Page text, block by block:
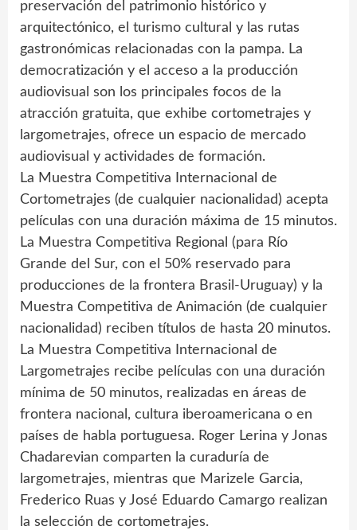
preservación del patrimonio histórico y
arquitectónico, el turismo cultural y las rutas
gastronómicas relacionadas con la pampa. La
democratización y el acceso a la producción
audiovisual son los principales focos de la
atracción gratuita, que exhibe cortometrajes y
largometrajes, ofrece un espacio de mercado
audiovisual y actividades de formación.
La Muestra Competitiva Internacional de
Cortometrajes (de cualquier nacionalidad) acepta
películas con una duración máxima de 15 minutos.
La Muestra Competitiva Regional (para Río
Grande del Sur, con el 50% reservado para
producciones de la frontera Brasil-Uruguay) y la
Muestra Competitiva de Animación (de cualquier
nacionalidad) reciben títulos de hasta 20 minutos.
La Muestra Competitiva Internacional de
Largometrajes recibe películas con una duración
mínima de 50 minutos, realizadas en áreas de
frontera nacional, cultura iberoamericana o en
países de habla portuguesa. Roger Lerina y Jonas
Chadarevian comparten la curaduría de
largometrajes, mientras que Marizele Garcia,
Frederico Ruas y José Eduardo Camargo realizan
la selección de cortometrajes.